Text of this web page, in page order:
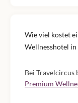
Wie viel kostet
Wellnesshotel in
Bei Travelcircus
Premium